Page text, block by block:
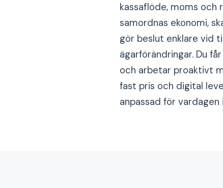
kassaflöde, moms och
samordnas ekonomi,
gör beslut enklare vid
ägarförändringar. Du
och arbetar proaktivt
fast pris och digital
anpassad för vardagen